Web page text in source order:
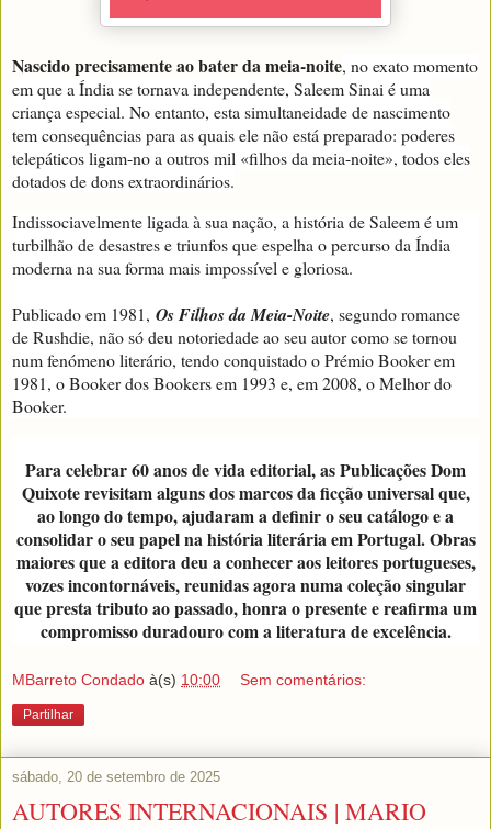
Nascido precisamente ao bater da meia-noite, no exato momento
em que a Índia se tornava independente, Saleem Sinai é uma
criança especial. No entanto, esta simultaneidade de nascimento
tem consequências para as quais ele não está preparado: poderes
telepáticos ligam-no a outros mil «filhos da meia-noite», todos eles
dotados de dons extraordinários.
Indissociavelmente ligada à sua nação, a história de Saleem é um
turbilhão de desastres e triunfos que espelha o percurso da Índia
moderna na sua forma mais impossível e gloriosa.
Publicado em 1981, Os Filhos da Meia-Noite, segundo romance
de Rushdie, não só deu notoriedade ao seu autor como se tornou
num fenómeno literário, tendo conquistado o Prémio Booker em
1981, o Booker dos Bookers em 1993 e, em 2008, o Melhor do
Booker.
Para celebrar 60 anos de vida editorial, as Publicações Dom
Quixote revisitam alguns dos marcos da ficção universal que,
ao longo do tempo, ajudaram a definir o seu catálogo e a
consolidar o seu papel na história literária em Portugal. Obras
maiores que a editora deu a conhecer aos leitores portugueses,
vozes incontornáveis, reunidas agora numa coleção singular
que presta tributo ao passado, honra o presente e reafirma um
compromisso duradouro com a literatura de excelência.
MBarreto Condado à(s) 10:00 Sem comentários:
Partilhar
sábado, 20 de setembro de 2025
AUTORES INTERNACIONAIS | MARIO